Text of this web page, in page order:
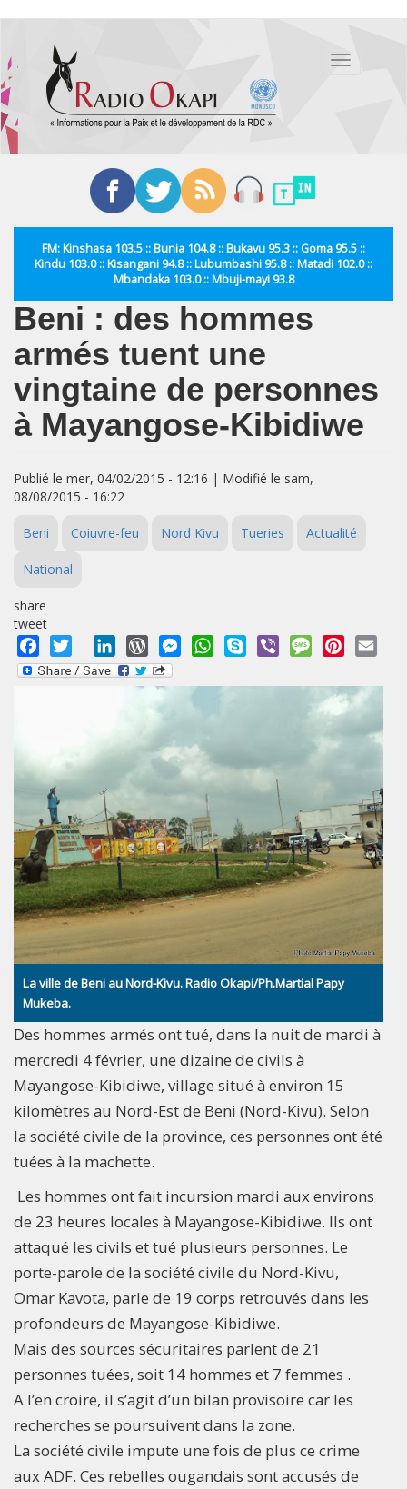
contenu
principal
Toggle
FM: Kinshasa 103.5 :: Bunia 104.8 :: Bukavu 95.3 :: Goma 95.5 ::
Kindu 103.0 :: Kisangani 94.8 :: Lubumbashi 95.8 :: Matadi 102.0 ::
Mbandaka 103.0 :: Mbuji-mayi 93.8
Beni : des hommes
armés tuent une
vingtaine de personnes
à Mayangose-Kibidiwe
Publié le mer, 04/02/2015 - 12:16 | Modifié le sam,
08/08/2015 - 16:22
Beni Coiuvre-feu Nord Kivu Tueries Actualité
National
share
tweet
Facebook
Twitter LinkedInWordPressMessengerWhatsApp
Skype Viber MessagePinterest
La ville de Beni au Nord-Kivu. Radio Okapi/Ph.Martial Papy
Mukeba.
Des hommes armés ont tué, dans la nuit de mardi à
mercredi 4 février, une dizaine de civils à
Mayangose-Kibidiwe, village situé à environ 15
kilomètres au Nord-Est de Beni (Nord-Kivu). Selon
la société civile de la province, ces personnes ont été
tuées à la machette.
Les hommes ont fait incursion mardi aux environs
de 23 heures locales à Mayangose-Kibidiwe. Ils ont
attaqué les civils et tué plusieurs personnes. Le
porte-parole de la société civile du Nord-Kivu,
Omar Kavota, parle de 19 corps retrouvés dans les
profondeurs de Mayangose-Kibidiwe.
Mais des sources sécuritaires parlent de 21
personnes tuées, soit 14 hommes et 7 femmes .
A l’en croire, il s’agit d’un bilan provisoire car les
recherches se poursuivent dans la zone.
La société civile impute une fois de plus ce crime
aux ADF. Ces rebelles ougandais sont accusés de